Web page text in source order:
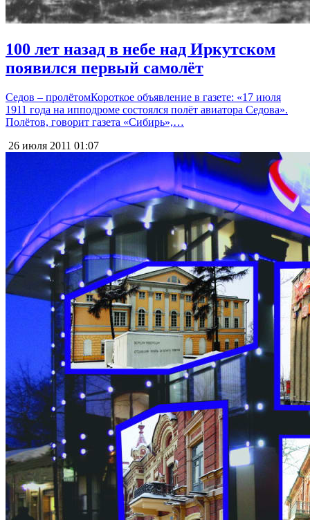
100 лет назад в небе над Иркутском
появился первый самолёт
Седов – пролётомКороткое объявление в газете: «17 июля
1911 года на ипподроме состоялся полёт авиатора Седова».
Полётов, говорит газета «Сибирь»,…
26 июля 2011 01:07